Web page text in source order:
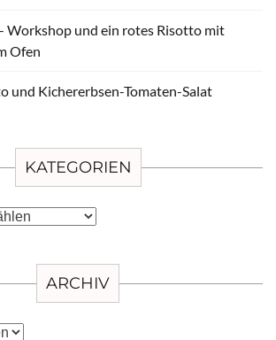
Workshop und ein rotes Risotto mit
Ofen
und Kichererbsen-Tomaten-Salat
KATEGORIEN
ARCHIV